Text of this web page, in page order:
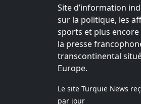
Site d’information
sur la politique, les
sports et plus
la presse
transcontinental
Europe.
Le site Turquie News
par jour